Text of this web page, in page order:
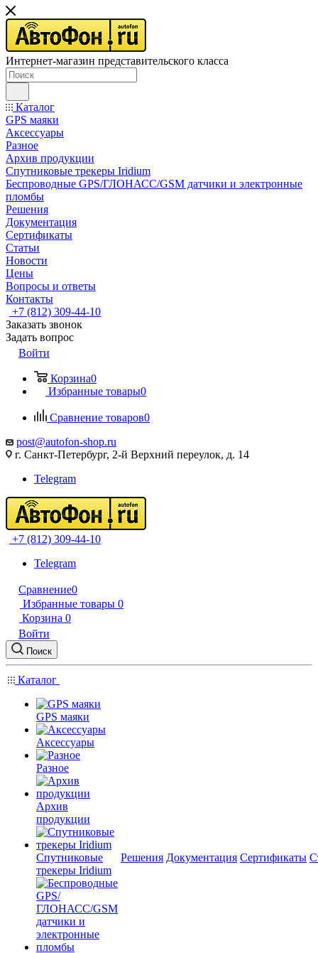
Интернет-магазин представительского класса
Каталог
GPS маяки
Аксессуары
Разное
Архив продукции
Спутниковые трекеры Iridium
Беспроводные GPS/ГЛОНАСС/GSM датчики и электронные
пломбы
Решения
Документация
Сертификаты
Статьи
Новости
Цены
Вопросы и ответы
Контакты
+7 (812) 309-44-10
Заказать звонок
Задать вопрос
Войти
Корзина0
Избранные товары0
Сравнение товаров0
post@autofon-shop.ru
г. Санкт-Петербург, 2-й Верхний переулок, д. 14
Telegram
+7 (812) 309-44-10
Telegram
Сравнение0
Избранные товары 0
Корзина 0
Войти
Поиск
Каталог
GPS маяки
Аксессуары
Разное
Архив
продукции
Спутниковые
трекеры Iridium
Решения Документация Сертификаты